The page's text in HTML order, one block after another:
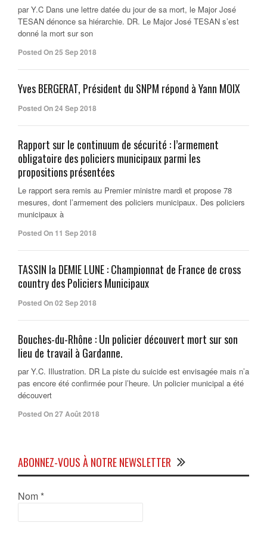
par Y.C Dans une lettre datée du jour de sa mort, le Major José
TESAN dénonce sa hiérarchie. DR. Le Major José TESAN s’est
donné la mort sur son
Posted On 25 Sep 2018
Yves BERGERAT, Président du SNPM répond à Yann MOIX
Posted On 24 Sep 2018
Rapport sur le continuum de sécurité : l’armement
obligatoire des policiers municipaux parmi les
propositions présentées
Le rapport sera remis au Premier ministre mardi et propose 78
mesures, dont l’armement des policiers municipaux. Des policiers
municipaux à
Posted On 11 Sep 2018
TASSIN la DEMIE LUNE : Championnat de France de cross
country des Policiers Municipaux
Posted On 02 Sep 2018
Bouches-du-Rhône : Un policier découvert mort sur son
lieu de travail à Gardanne.
par Y.C. Illustration. DR La piste du suicide est envisagée mais n’a
pas encore été confirmée pour l’heure. Un policier municipal a été
découvert
Posted On 27 Août 2018
ABONNEZ-VOUS À NOTRE NEWSLETTER
Nom *